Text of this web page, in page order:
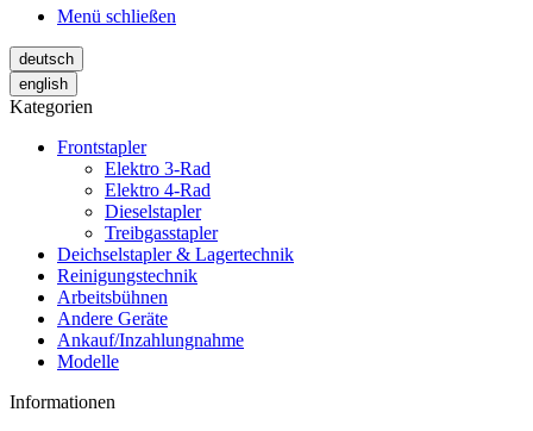
Menü schließen
deutsch
english
Kategorien
Frontstapler
Elektro 3-Rad
Elektro 4-Rad
Dieselstapler
Treibgasstapler
Deichselstapler & Lagertechnik
Reinigungstechnik
Arbeitsbühnen
Andere Geräte
Ankauf/Inzahlungnahme
Modelle
Informationen